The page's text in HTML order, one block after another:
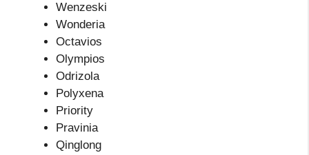
Wenzeski
Wonderia
Octavios
Olympios
Odrizola
Polyxena
Priority
Pravinia
Qinglong